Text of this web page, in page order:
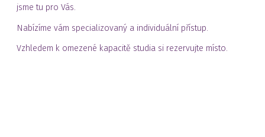
jsme tu pro Vás.
Nabízíme vám specializovaný a individuální přístup.
Vzhledem k omezené kapacitě studia si rezervujte místo.